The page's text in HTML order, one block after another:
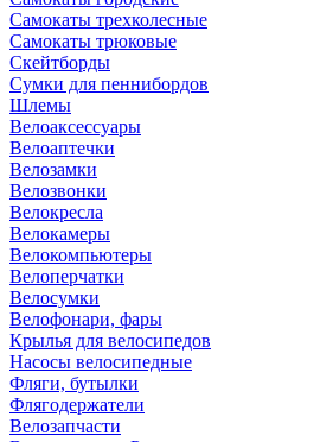
Самокаты трехколесные
Самокаты трюковые
Скейтборды
Сумки для пеннибордов
Шлемы
Велоаксессуары
Велоаптечки
Велозамки
Велозвонки
Велокресла
Велокамеры
Велокомпьютеры
Велоперчатки
Велосумки
Велофонари, фары
Крылья для велосипедов
Насосы велосипедные
Фляги, бутылки
Флягодержатели
Велозапчасти